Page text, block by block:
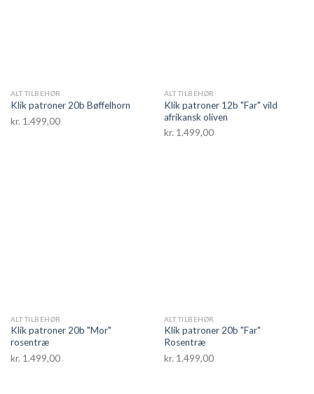
ALT TILBEHØR
Klik patroner 20b Bøffelhorn
kr. 1.499,00
ALT TILBEHØR
Klik patroner 12b "Far" vild
afrikansk oliven
kr. 1.499,00
ALT TILBEHØR
Klik patroner 20b "Mor"
rosentræ
kr. 1.499,00
ALT TILBEHØR
Klik patroner 20b "Far"
Rosentræ
kr. 1.499,00